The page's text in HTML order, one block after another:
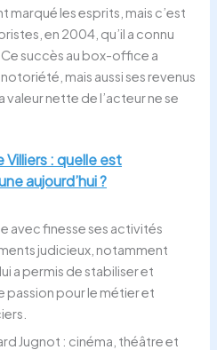
marqué les esprits, mais c’est
en 2004, qu’il a connu
succès au box-office a
mais aussi ses revenus
valeur nette de l’acteur ne se
Villiers : quelle est
aujourd’hui ?
avec finesse ses activités
judicieux, notamment
a permis de stabiliser et
passion pour le métier et
Jugnot : cinéma, théâtre et